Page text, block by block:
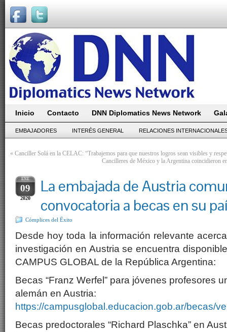
Inicio Contacto DNN Diplomatics News Network
EMBAJADORES INTERÉS GENERAL RELACIONES
« Canciller Solá en la CELAC: “Trabajemos para que nuestros logros sean visibles y
Cancilleres de México y la Argentina coincidieron
ENE
09
2020
La embajada de Austria
convocatoria a becas en su
Cómplices del Ëxito
Desde hoy toda la información relevante
investigación en Austria se encuentra
CAMPUS GLOBAL de la República Argentina:
Becas “Franz Werfel” para jóvenes profesores
alemán en Austria:
https://campusglobal.educacion.gob.ar/becas/
Becas predoctorales “Richard Plaschka” en